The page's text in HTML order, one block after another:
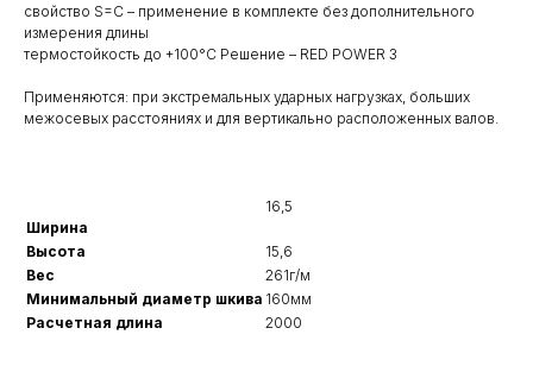
свойство S=C – применение в комплекте без ­дополнительного
измерения длины
термостойкость до +100°C Решение – RED POWER 3
Применяются: при экстремальных ударных нагрузках, больших
межосевых расстояниях и для вертикально расположенных валов.
Ширина
16,5
Высота
15,6
Вес
261г/м
Минимальный диаметр шкива 160мм
Расчетная длина
2000